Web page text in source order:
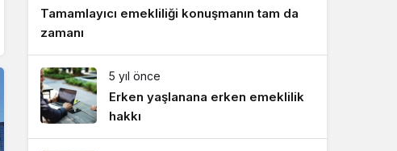
Tamamlayıcı emekliliği konuşmanın tam da
zamanı
5 yıl önce
Erken yaşlanana erken emeklilik
hakkı